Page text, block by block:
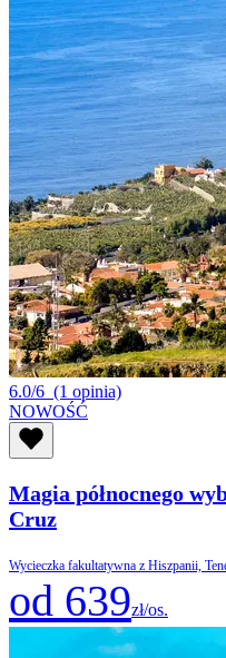
6.0/6 (1 opinia)
NOWOŚĆ
Magia północnego
Cruz
Wycieczka fakultatywna z Hiszpanii,
od 639zł/os.